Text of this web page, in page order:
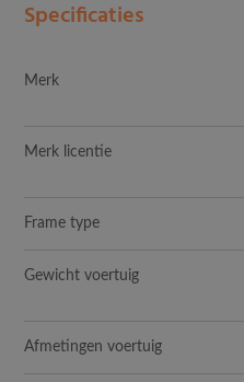
Specificaties
Merk
Merk licentie
Frame type
Gewicht voertuig
Afmetingen voertuig